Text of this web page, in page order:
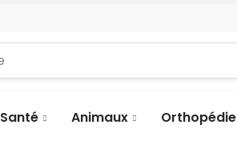
Santé Animaux Orthopédie